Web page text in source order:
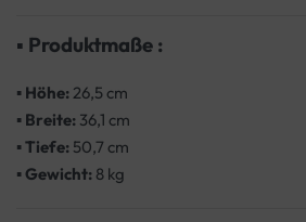
▪ Produktmaße :
▪ Höhe:26,5 cm
▪ Breite: 36,1 cm
▪Tiefe: 50,7 cm
▪Gewicht: 8 kg